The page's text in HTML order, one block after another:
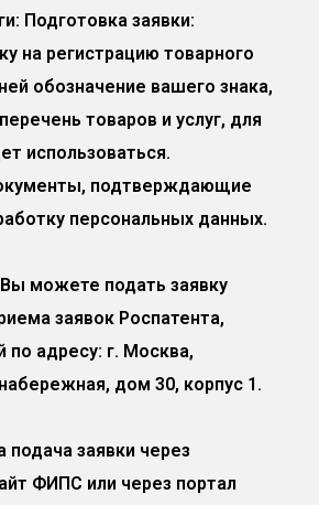
Подготовка заявки:
на регистрацию товарного
обозначение вашего знака,
товаров и услуг, для
использоваться.
подтверждающие
персональных данных.
можете подать заявку
заявок Роспатента,
адресу: г. Москва,
дом 30, корпус 1.
подача заявки через
ФИПС или через портал